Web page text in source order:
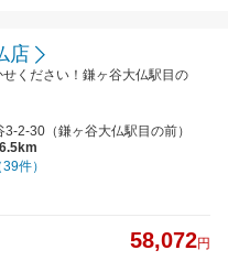
店
ください！鎌ヶ谷大仏駅目の
2-30（鎌ヶ谷大仏駅目の前）
39件）
58,072円